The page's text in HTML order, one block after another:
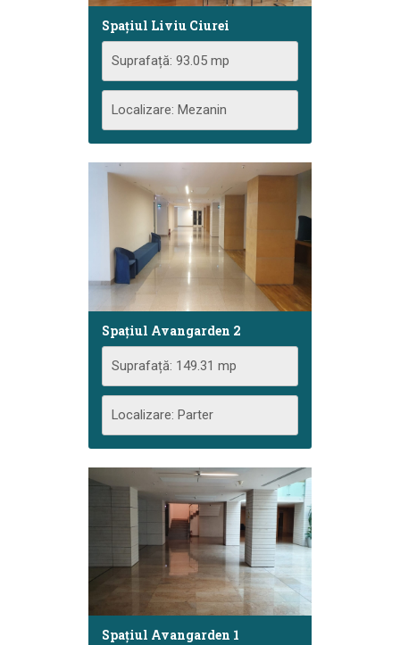
Spațiul Liviu Ciurei
Suprafață: 93.05 mp
Localizare: Mezanin
Spațiul Avangarden 2
Suprafață: 149.31 mp
Localizare: Parter
Spațiul Avangarden 1